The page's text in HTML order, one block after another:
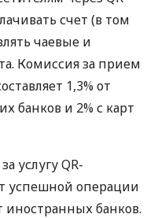
счет (в том
чаевые и
Комиссия за прием
1,3% от
банков и 2% с карт
услугу QR-
успешной операции
иностранных банков.